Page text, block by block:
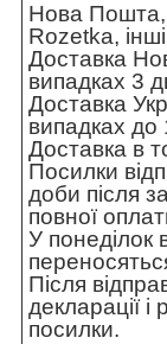
Нова Пошта,
Rozetka,
Доставка
випадках 3
Доставка
випадках до
Доставка в
Посилки
доби після
повної
У понеділок
Після
декларації
посилки.